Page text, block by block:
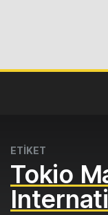
ETİKET
Tokio